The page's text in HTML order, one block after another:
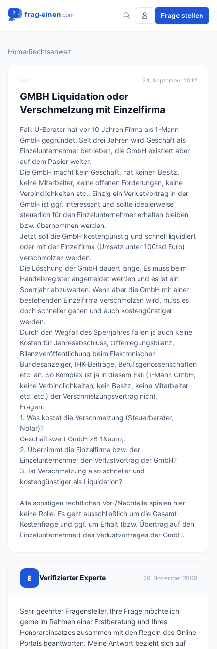
Frage stellen
Home›Rechtsanwalt
24. September 2012
GMBH Liquidation oder
Verschmelzung mit Einzelfirma
Fall: U-Berater hat vor 10 Jahren Firma als 1-Mann
GmbH gegründet. Seit drei Jahren wird Geschäft als
Einzelunternehmer betrieben, die GmbH existiert aber
auf dem Papier weiter.
Die GmbH macht kein Geschäft, hat keinen Besitz,
keine Mitarbeiter, keine offenen Forderungen, keine
Verbindlichkeiten etc.. Einzig ein Verlustvortrag in der
GmbH ist ggf. interessant und sollte idealerweise
steuerlich für den Einzelunternehmer erhalten bleiben
bzw. übernommen werden.
Jetzt soll die GmbH kostengünstig und schnell liquidiert
oder mit der Einzelfirma (Umsatz unter 100tsd Euro)
verschmolzen werden.
Die Löschung der GmbH dauert lange. Es muss beim
Handelsregister angemeldet werden und es ist ein
Sperrjahr abzuwarten. Wenn aber die GmbH mit einer
bestehenden Einzelfirma verschmolzen wird, muss es
doch schneller gehen und auch kostengünstiger
werden.
Durch den Wegfall des Sperrjahres fallen ja auch keine
Kosten für Jahresabschluss, Offenlegungsbilanz,
Bilanzveröffentlichung beim Elektronischen
Bundesanzeiger, IHK-Beiträge, Berufsgenossenschaften
etc. an. So Komplex ist ja in diesem Fall (1-Mann GmbH,
keine Verbindlichkeiten, kein Besitz, keine Mitarbeiter
etc. etc.) der Verschmelzungsvertrag nicht.
Fragen:
1. Was kostet die Verschmelzung (Steuerberater,
Notar)?
Geschäftswert GmbH zB 1&euro;.
2. Übernimmt die Einzelfirma bzw. der
Einzelunternehmer den Verlustvortrag der GmbH?
3. Ist Verschmelzung also schneller und
kostengünstiger als Liquidation?
Alle sonstigen rechtlichen Vor-/Nachteile spielen hier
keine Rolle. Es geht ausschließlich um die Gesamt-
Kostenfrage und ggf. um Erhalt (bzw. Übertrag auf den
Einzelunternehmer) des Verlustvortrages der GmbH.
E Verifizierter Experte 26. November 2009
Sehr geehrter Fragensteller, Ihre Frage möchte ich
gerne im Rahmen einer Erstberatung und Ihres
Honorareinsatzes zusammen mit den Regeln des Online
Portals beantworten. Meine Antwort bezieht sich auf